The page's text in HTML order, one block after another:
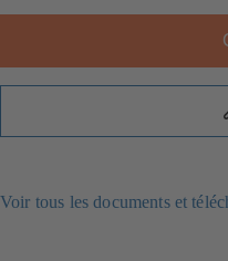
Voir tous les documents et